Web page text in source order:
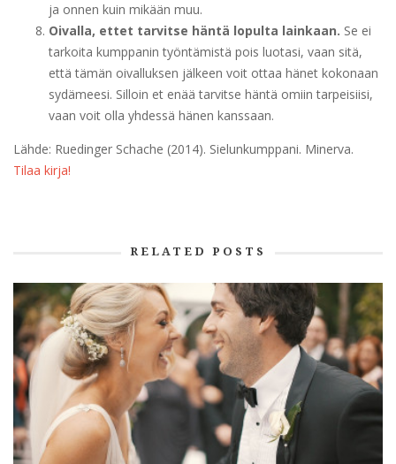
ja onnen kuin mikään muu.
Oivalla, ettet tarvitse häntä lopulta lainkaan. Se ei
tarkoita kumppanin työntämistä pois luotasi, vaan sitä,
että tämän oivalluksen jälkeen voit ottaa hänet kokonaan
sydämeesi. Silloin et enää tarvitse häntä omiin tarpeisiisi,
vaan voit olla yhdessä hänen kanssaan.
Lähde: Ruedinger Schache (2014). Sielunkumppani. Minerva.
Tilaa kirja!
RELATED POSTS